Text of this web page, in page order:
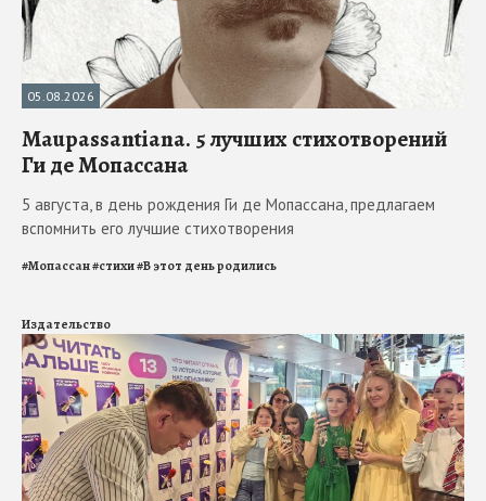
05.08.2026
Maupassantiana. 5 лучших стихотворений
Ги де Мопассана
5 августа, в день рождения Ги де Мопассана, предлагаем
вспомнить его лучшие стихотворения
#Мопассан#стихи#В этот день родились
Издательство